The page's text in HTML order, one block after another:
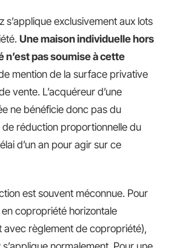
s’applique exclusivement aux lots
Une maison individuelle hors
n’est pas soumise à cette
mention de la surface privative
vente. L’acquéreur d’une
ne bénéficie donc pas du
de réduction proportionnelle du
d’un an pour agir sur ce
est souvent méconnue. Pour
en copropriété horizontale
avec règlement de copropriété),